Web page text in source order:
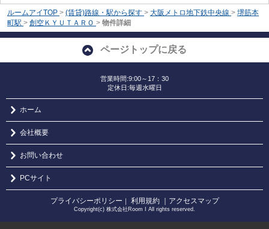
ルームアイTOP > (賃貸)路線・駅から探す > 大阪メトロ地下鉄中央線 > 堺筋本
町駅 > 創空ＫＹＵＴＡＲＯ > 物件詳細
ページトップに戻る
営業時間:9:00～17：30
定休日:毎週水曜日
ホーム
会社概要
お問い合わせ
PCサイト
プライバシーポリシー ｜ 利用規約 ｜アクセスマップ
Copyright(c) 株式会社Room I All rights reserved.